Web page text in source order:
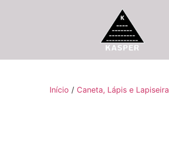
Início / Caneta, Lápis e Lapiseira